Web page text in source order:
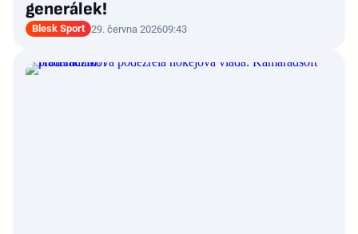
generálek!
Blesk Sport 29. června 202609:43